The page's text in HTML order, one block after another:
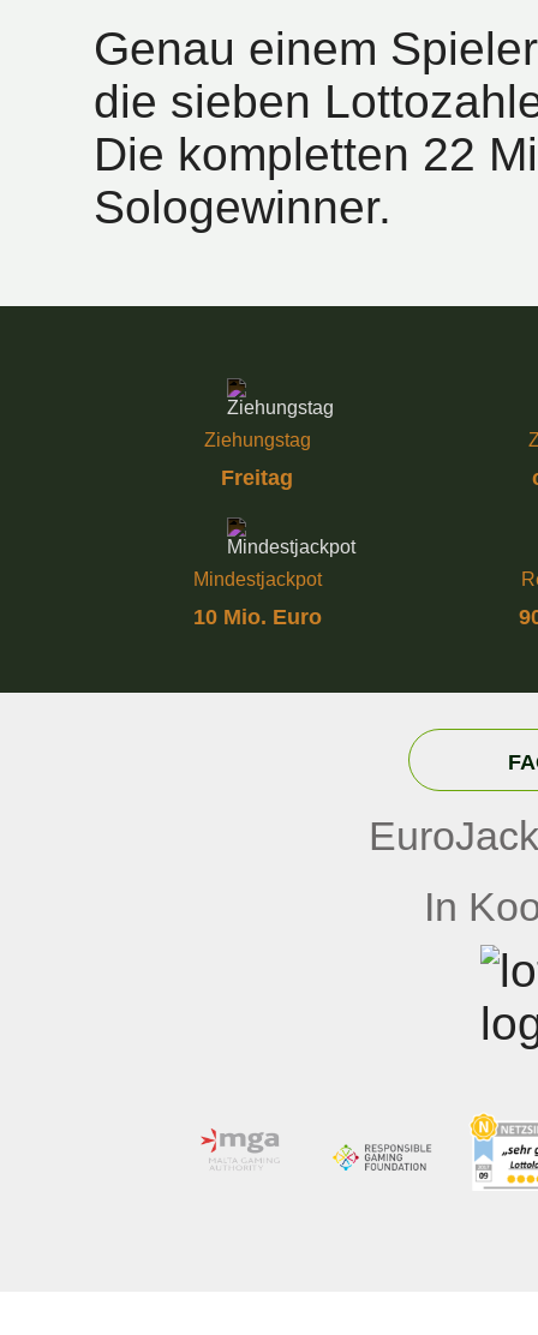
Genau einem
die sieben
Die kompletten 22
Sologewinner.
Ziehungstag
Freitag
Mindestjackpot
10 Mio. Euro
In